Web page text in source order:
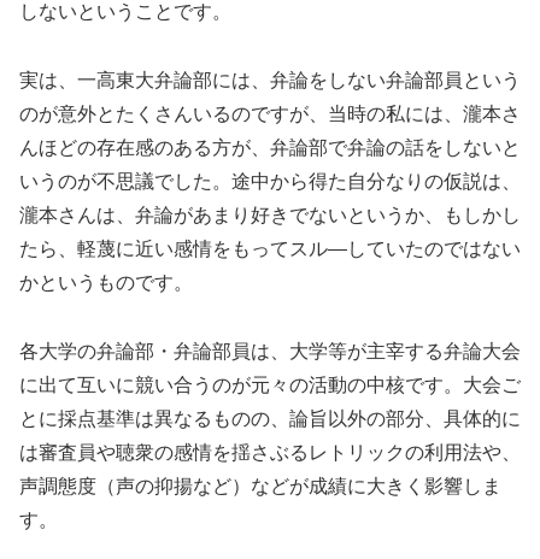
しないということです。
実は、一高東大弁論部には、弁論をしない弁論部員という
のが意外とたくさんいるのですが、当時の私には、瀧本さ
んほどの存在感のある方が、弁論部で弁論の話をしないと
いうのが不思議でした。途中から得た自分なりの仮説は、
瀧本さんは、弁論があまり好きでないというか、もしかし
たら、軽蔑に近い感情をもってスル―していたのではない
かというものです。
各大学の弁論部・弁論部員は、大学等が主宰する弁論大会
に出て互いに競い合うのが元々の活動の中核です。大会ご
とに採点基準は異なるものの、論旨以外の部分、具体的に
は審査員や聴衆の感情を揺さぶるレトリックの利用法や、
声調態度（声の抑揚など）などが成績に大きく影響しま
す。